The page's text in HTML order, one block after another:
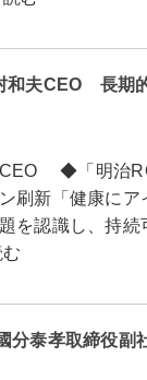
和夫CEO 長期
◆「明治
刷新「健康に
を認識し、持続
分泰孝取締役